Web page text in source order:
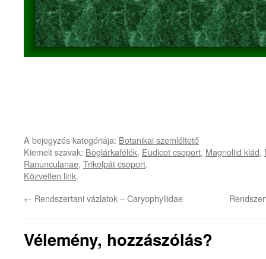
A bejegyzés kategóriája: Botanikai szemléltető
Kiemelt szavak: Boglárkafélék, Eudicot csoport, Magnoliid klád,
Ranunculanae, Trikolpát csoport.
Közvetlen link.
← Rendszertani vázlatok – Caryophyllidae
Vélemény, hozzászólás?